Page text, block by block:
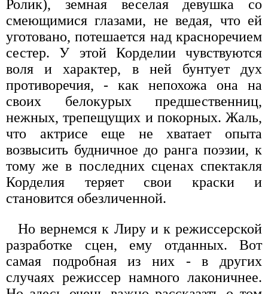
Ролик), земная веселая девушка со
смеющимися глазами, не ведая, что ей
уготовано, потешается над красноречием
сестер. У этой Корделии чувствуются
воля и характер, в ней бунтует дух
противоречия, - как непохожа она на
своих белокурых предшественниц,
нежных, трепещущих и покорных. Жаль,
что актрисе еще не хватает опыта
возвысить будничное до ранга поэзии, к
тому же в последних сценах спектакля
Корделия теряет свои краски и
становится обезличенной.
Но вернемся к Лиру и к режиссерской
разработке сцен, ему отданных. Вот
самая подробная из них - в других
случаях режиссер намного лаконичнее.